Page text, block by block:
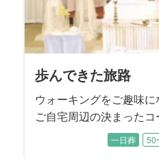
歩んできた旅路
ウォーキングをご趣味に
ご自宅周辺の決まった
に歩かれていたことも
直前まで大きなご病気
一日葬 50